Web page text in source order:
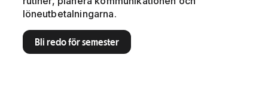
löneutbetalningarna.
Bli redo för semester